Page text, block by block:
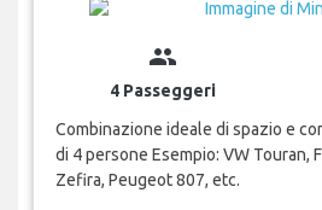
group
4 Passeggeri
Combinazione ideale di spazio e
di 4 persone Esempio: VW Touran,
Zefira, Peugeot 807, etc.